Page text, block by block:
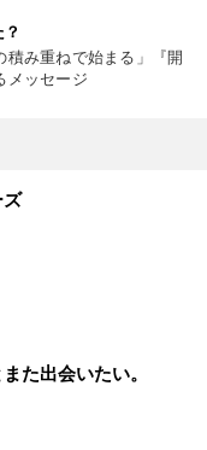
積み重ねで始まる」『開
メッセージ
ズ
た出会いたい。